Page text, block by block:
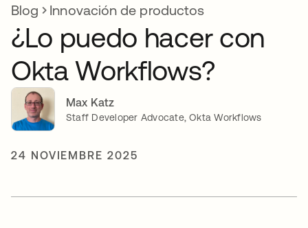
Blog Innovación de productos
¿Lo puedo hacer con
Okta Workflows?
Max Katz
Staff Developer Advocate, Okta Workflows
24 NOVIEMBRE 2025